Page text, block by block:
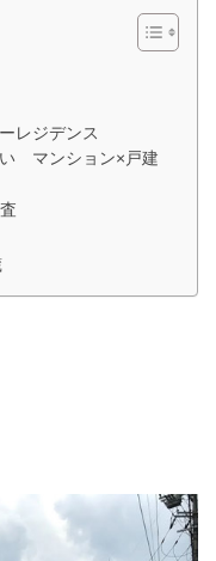
レジデンス
マンション×戸建